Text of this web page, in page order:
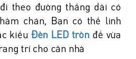
theo đường thẳng dài có
chán, Bạn có thể linh
kiểu Đèn LED trònđể vừa
trí cho căn nhà